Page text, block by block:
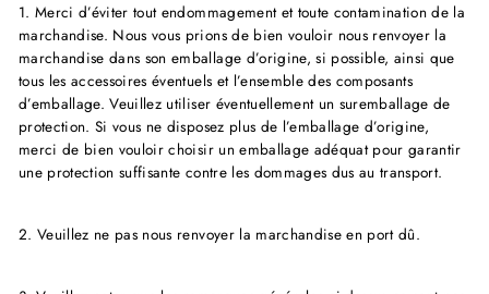
1. Merci d’éviter tout endommagement et toute contamination de la
marchandise. Nous vous prions de bien vouloir nous renvoyer la
marchandise dans son emballage d’origine, si possible, ainsi que
tous les accessoires éventuels et l’ensemble des composants
d’emballage. Veuillez utiliser éventuellement un suremballage de
protection. Si vous ne disposez plus de l’emballage d’origine,
merci de bien vouloir choisir un emballage adéquat pour garantir
une protection suffisante contre les dommages dus au transport.
2. Veuillez ne pas nous renvoyer la marchandise en port dû.